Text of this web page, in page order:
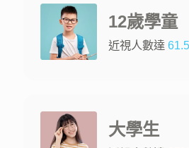
12歲學童
近視人數達
大學生